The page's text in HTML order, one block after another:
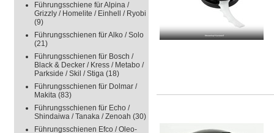
Führungsschiene für Alpina /
Grizzly / Homelite / Einhell / Ryobi
(9)
Führungsschienen für Alko / Solo
(21)
Führungsschienen für Bosch /
Black & Decker / Kress / Metabo /
Parkside / Skil / Stiga (18)
Führungsschienen für Dolmar /
Makita (83)
Führungsschienen für Echo /
Shindaiwa / Tanaka / Zenoah (30)
Führungsschienen Efco / Oleo-